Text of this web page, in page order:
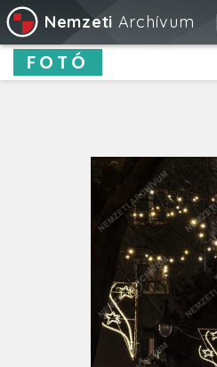
Nemzeti Archívum
FOTÓ